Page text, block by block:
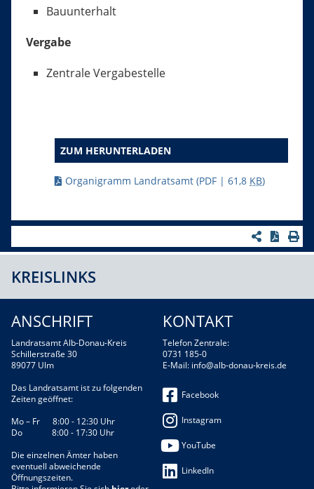
Bauunterhalt
Vergabe
Zentrale Vergabestelle
ZUM HERUNTERLADEN
Organigramm Landratsamt (PDF | 61,8 KB)
KREISLINKS
ANSCHRIFT
Landratsamt Alb-Donau-Kreis
Schillerstraße 30
89077 Ulm
Das Landratsamt ist zu folgenden
Zeiten geöffnet:
Mo – Fr 8:00 - 12:30 Uhr
Do 8:00 - 17:30 Uhr
Die einzelnen Ämter haben
eventuell abweichende
Öffnungszeiten.
KONTAKT
Telefon Zentrale:
0731 185-0
E-Mail: info@alb-donau-kreis.de
Facebook
Instagram
YouTube
LinkedIn